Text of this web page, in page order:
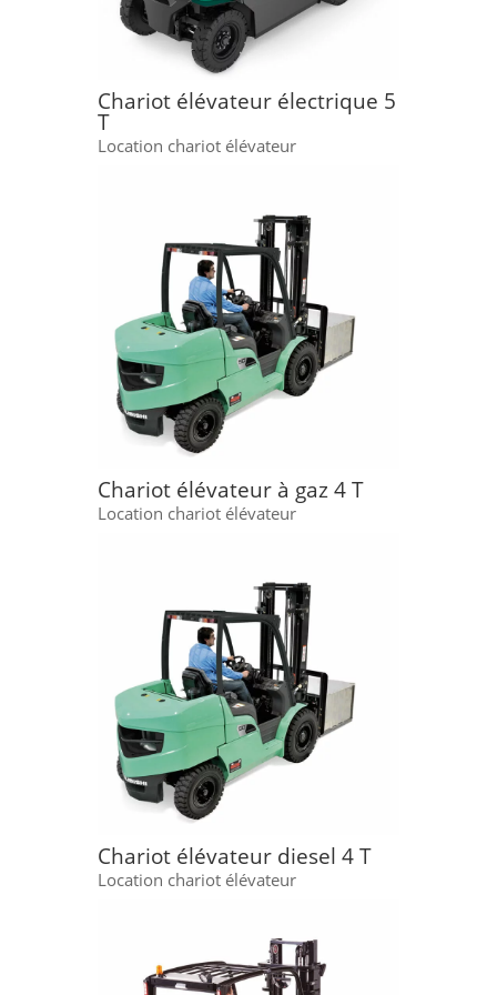
Chariot élévateur électrique 5
T
Location chariot élévateur
Chariot élévateur à gaz 4 T
Location chariot élévateur
Chariot élévateur diesel 4 T
Location chariot élévateur